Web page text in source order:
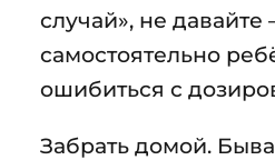
случай», не давайте
самостоятельно
ошибиться с
Забрать домой.